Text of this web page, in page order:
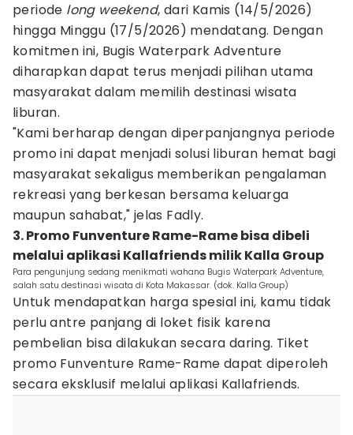
periode long weekend, dari Kamis (14/5/2026)
hingga Minggu (17/5/2026) mendatang. Dengan
komitmen ini, Bugis Waterpark Adventure
diharapkan dapat terus menjadi pilihan utama
masyarakat dalam memilih destinasi wisata
liburan.
"Kami berharap dengan diperpanjangnya periode
promo ini dapat menjadi solusi liburan hemat bagi
masyarakat sekaligus memberikan pengalaman
rekreasi yang berkesan bersama keluarga
maupun sahabat," jelas Fadly.
3. Promo Funventure Rame-Rame bisa dibeli
melalui aplikasi Kallafriends milik Kalla Group
Para pengunjung sedang menikmati wahana Bugis Waterpark Adventure,
salah satu destinasi wisata di Kota Makassar. (dok. Kalla Group)
Untuk mendapatkan harga spesial ini, kamu tidak
perlu antre panjang di loket fisik karena
pembelian bisa dilakukan secara daring. Tiket
promo Funventure Rame-Rame dapat diperoleh
secara eksklusif melalui aplikasi Kallafriends.